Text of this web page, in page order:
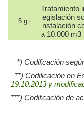
5.g.i
Tratamiento
legislación
instalación
a 10.000 m3
*) Codificación
**) Codificación en
19.10.2013 y
***) Codificación de